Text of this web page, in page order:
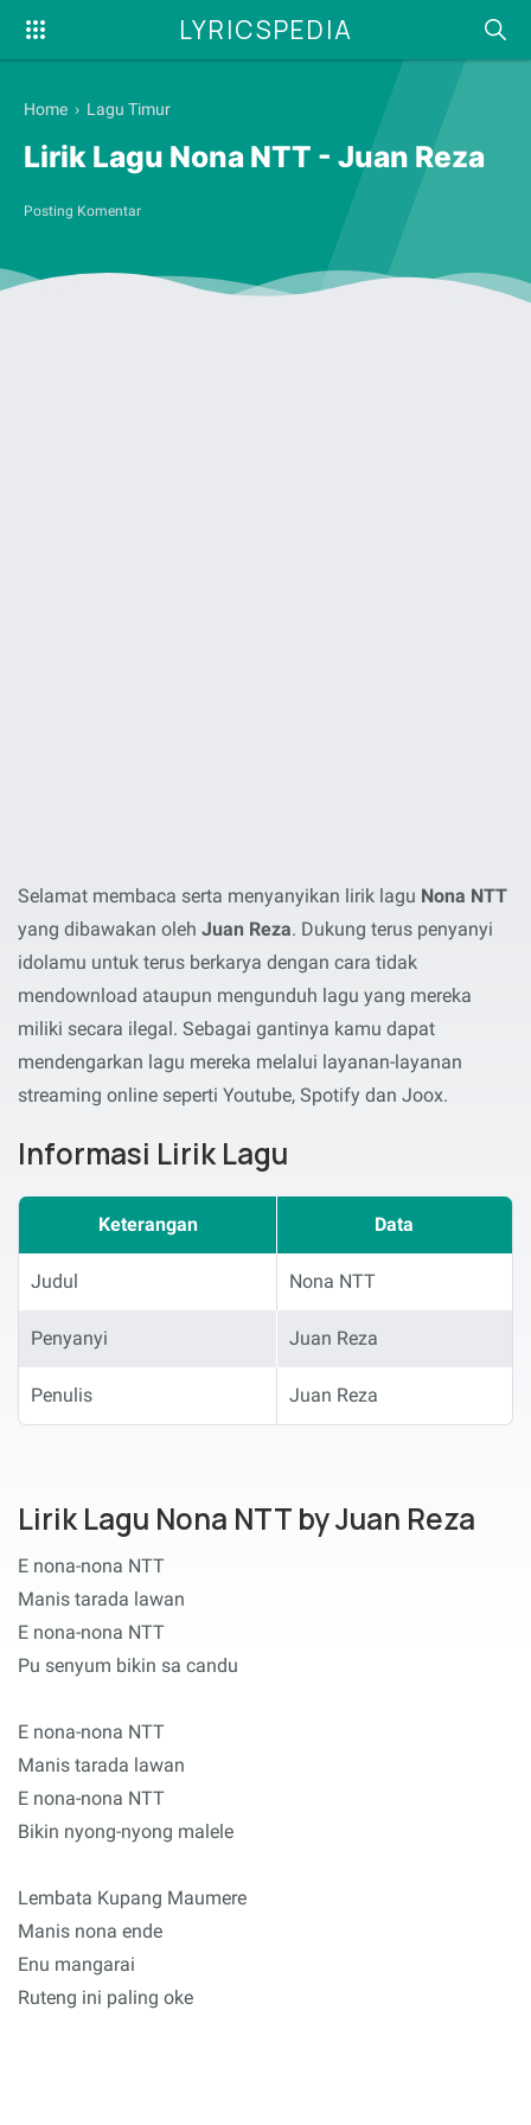
LYRICSPEDIA
Home › Lagu Timur
Lirik Lagu Nona NTT - Juan Reza
Posting Komentar
Selamat membaca serta menyanyikan lirik lagu Nona NTT
yang dibawakan oleh Juan Reza. Dukung terus penyanyi
idolamu untuk terus berkarya dengan cara tidak
mendownload ataupun mengunduh lagu yang mereka
miliki secara ilegal. Sebagai gantinya kamu dapat
mendengarkan lagu mereka melalui layanan-layanan
streaming online seperti Youtube, Spotify dan Joox.
Informasi Lirik Lagu
Keterangan Data
Judul Nona NTT
Penyanyi Juan Reza
Penulis Juan Reza
Lirik Lagu Nona NTT by Juan Reza
E nona-nona NTT
Manis tarada lawan
E nona-nona NTT
Pu senyum bikin sa candu
E nona-nona NTT
Manis tarada lawan
E nona-nona NTT
Bikin nyong-nyong malele
Lembata Kupang Maumere
Manis nona ende
Enu mangarai
Ruteng ini paling oke